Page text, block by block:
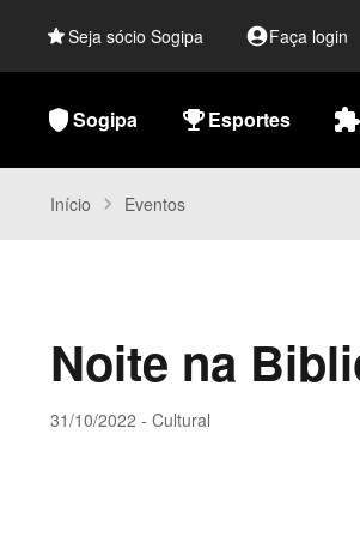
shieldSogipa emoji_eventsEsportes
starSeja sócio Sogipa account_circleFaça login
Início chevron_right Eventos
Noite na
31/10/2022 - Cultural